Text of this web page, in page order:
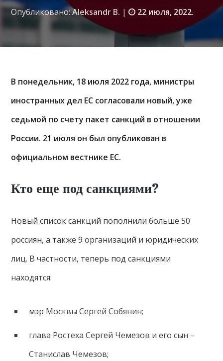
Опубликовано:Aleksandr B. | 22 июля, 2022.
В понедельник, 18 июля 2022 года, министры
иностранных дел ЕС согласовали новый, уже
седьмой по счету пакет санкций в отношении
России. 21 июля он был опубликован в
официальном вестнике ЕС.
Кто еще под санкциями?
Новый список санкций пополнили больше 50
россиян, а также 9 организаций и юридических
лиц. В частности, теперь под санкциями
находятся:
мэр Москвы Сергей Собянин;
глава Ростеха Сергей Чемезов и его сын –
Станислав Чемезов;